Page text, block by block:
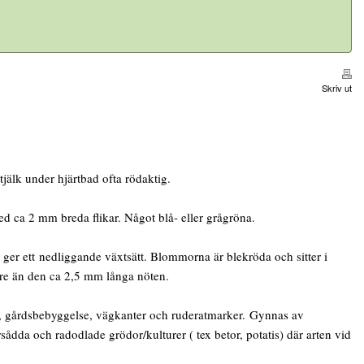
Skriv ut
under hjärtbad ofta rödaktig.
ca 2 mm breda flikar. Något blå- eller grågröna.
ett nedliggande växtsätt. Blommorna är blekröda och sitter i
än den ca 2,5 mm långa nöten.
vägkanter och ruderatmarker. Gynnas av
och radodlade grödor/kulturer ( tex betor, potatis) där arten vid